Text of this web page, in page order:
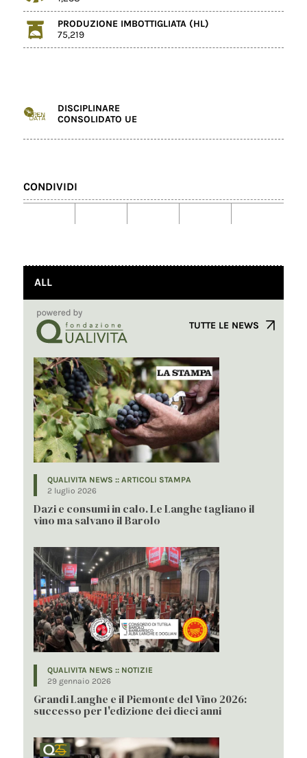
PRODUZIONE IMBOTTIGLIATA (HL)
75,219
DISCIPLINARE
CONSOLIDATO UE
CONDIVIDI
ALL
TUTTE LE NEWS
QUALIVITA NEWS :: ARTICOLI STAMPA
2 luglio 2026
Dazi e consumi in calo. Le Langhe tagliano il
vino ma salvano il Barolo
QUALIVITA NEWS :: NOTIZIE
29 gennaio 2026
Grandi Langhe e il Piemonte del Vino 2026:
successo per l'edizione dei dieci anni